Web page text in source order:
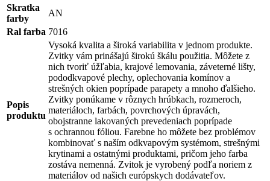
Skratka
farby
AN
Ral farba 7016
Popis
produktu
Vysoká kvalita a široká variabilita v jednom produkte.
Zvitky vám prinášajú širokú škálu použitia. Môžete z
nich tvoriť úžľabia, krajové lemovania, záveterné lišty,
pododkvapové plechy, oplechovania komínov a
strešných okien poprípade parapety a mnoho ďalšieho.
Zvitky ponúkame v rôznych hrúbkach, rozmeroch,
materiáloch, farbách, povrchových úpravách,
obojstranne lakovaných prevedeniach poprípade
s ochrannou fóliou. Farebne ho môžete bez problémov
kombinovať s naším odkvapovým systémom, strešnými
krytinami a ostatnými produktami, pričom jeho farba
zostáva nemenná. Zvitok je vyrobený podľa noriem z
materiálov od našich európskych dodávateľov.